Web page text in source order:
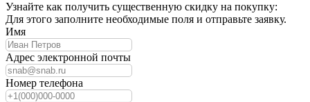
Узнайте как получить существенную скидку на покупку:
Для этого заполните необходимые поля и отправьте заявку.
Имя
Адрес электронной почты
Номер телефона